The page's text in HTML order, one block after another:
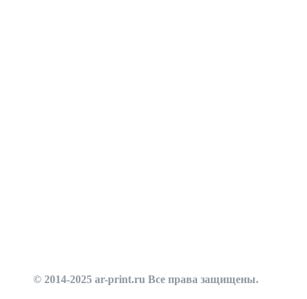
© 2014-2025 ar-print.ru Все права защищены.